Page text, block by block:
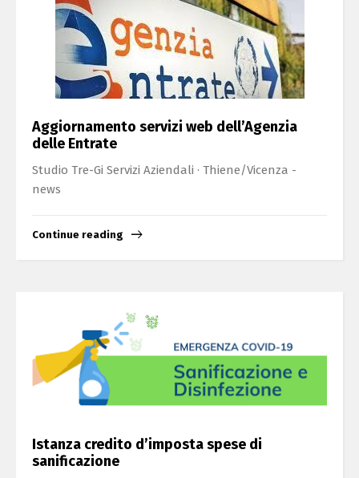
Aggiornamento servizi web dell’Agenzia
delle Entrate
Studio Tre-Gi Servizi Aziendali · Thiene/Vicenza -
news
Continue reading
Istanza credito d’imposta spese di
sanificazione